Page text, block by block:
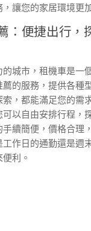
讓您的家居環境更
：便捷出行，
城市，租機車是一
的服務，提供各種
，都能滿足您的需
以自由安排行程，
續簡便，價格合理
作日的通勤還是週
利。